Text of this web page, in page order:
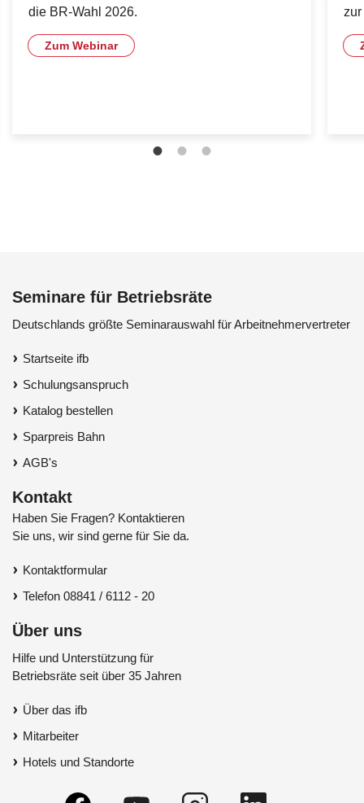
die BR-Wahl 2026.
Zum Webinar
Seminare für Betriebsräte
Deutschlands größte Seminarauswahl für Arbeitnehmervertreter
Startseite ifb
Schulungsanspruch
Katalog bestellen
Sparpreis Bahn
AGB's
Kontakt
Haben Sie Fragen? Kontaktieren
Sie uns, wir sind gerne für Sie da.
Kontaktformular
Telefon 08841 / 6112 - 20
Über uns
Hilfe und Unterstützung für
Betriebsräte seit über 35 Jahren
Über das ifb
Mitarbeiter
Hotels und Standorte